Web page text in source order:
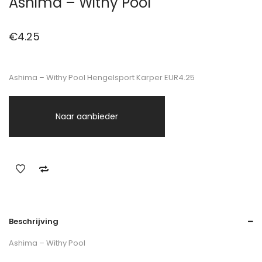
€4.25
Ashima – Withy Pool Hengelsport Karper EUR4.25
Naar aanbieder
Beschrijving
Ashima – Withy Pool